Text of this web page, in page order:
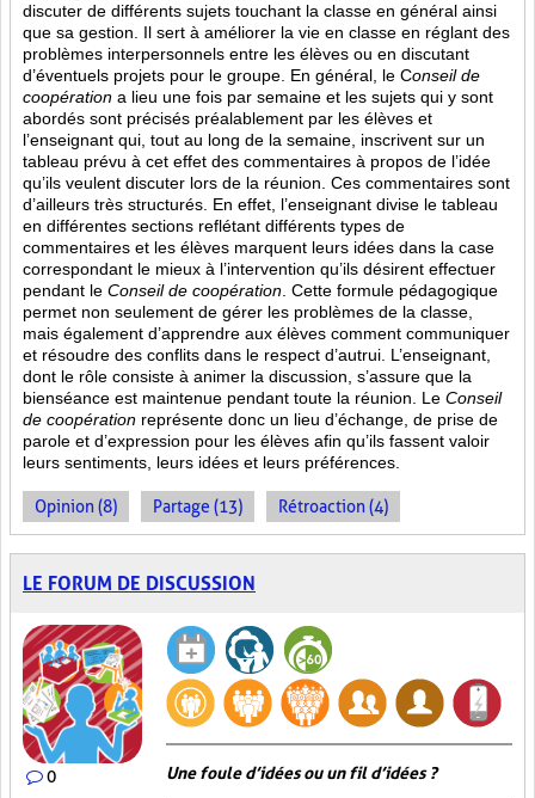
discuter de différents sujets touchant la classe en général ainsi
que sa gestion. Il sert à améliorer la vie en classe en réglant des
problèmes interpersonnels entre les élèves ou en discutant
d’éventuels projets pour le groupe. En général, le Conseil de
coopération a lieu une fois par semaine et les sujets qui y sont
abordés sont précisés préalablement par les élèves et
l’enseignant qui, tout au long de la semaine, inscrivent sur un
tableau prévu à cet effet des commentaires à propos de l’idée
qu’ils veulent discuter lors de la réunion. Ces commentaires sont
d’ailleurs très structurés. En effet, l’enseignant divise le tableau
en différentes sections reflétant différents types de
commentaires et les élèves marquent leurs idées dans la case
correspondant le mieux à l’intervention qu’ils désirent effectuer
pendant le Conseil de coopération . Cette formule pédagogique
permet non seulement de gérer les problèmes de la classe,
mais également d’apprendre aux élèves comment communiquer
et résoudre des conflits dans le respect d’autrui. L’enseignant,
dont le rôle consiste à animer la discussion, s’assure que la
bienséance est maintenue pendant toute la réunion. Le Conseil
de coopération représente donc un lieu d’échange, de prise de
parole et d’expression pour les élèves afin qu’ils fassent valoir
leurs sentiments, leurs idées et leurs préférences.
Opinion (8) Partage (13) Rétroaction (4)
LE FORUM DE DISCUSSION
0 Une foule d’idées ou un fil d’idées ?